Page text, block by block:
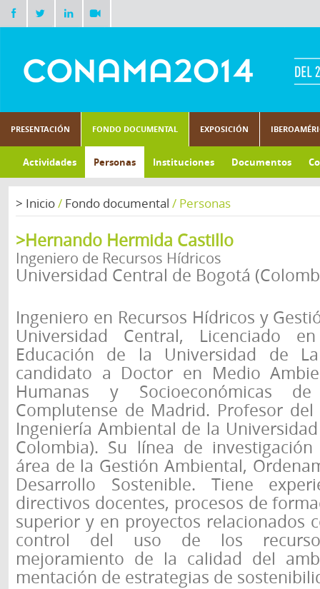
PRESENTACIÓN FONDO DOCUMENTAL EXPOSICIÓN
Actividades Personas Instituciones Documentos
> Inicio/ Fondo documental / Personas
>Hernando Hermida Castillo
Ingeniero de Recursos Hídricos
Universidad Central de Bogotá
Ingeniero en Recursos Hídricos y
Universidad Cen­tral, Licenciado
Educación de la Universidad de
candidato a Doctor en Medio
Humanas y Socioeconómicas
Complutense de Madrid. Profesor
Ingeniería Ambiental de la
Colombia). Su línea de
área de la Gestión Ambiental,
Desarrollo Sostenible. Tiene
directivos docentes, procesos de
superior y en proyectos relacionados
control del uso de los
mejoramiento de la calidad del
mentación de estrategias de